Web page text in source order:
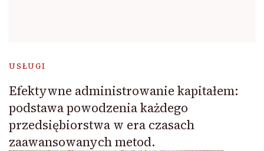
USŁUGI
Efektywne administrowanie kapitałem:
podstawa powodzenia każdego
przedsiębiorstwa w era czasach
zaawansowanych metod.